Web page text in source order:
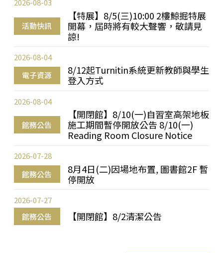
活動快訊
【特展】8/5(三)10:00 2樓鯨掘特展
開幕，屆時將有較大聲響，敬請見
諒!
2026-08-03
電子資源
8/12起Turnitin系統更新教師與學生
登入方式
2026-08-04
館務公告
【開閉館】8/10(一)自習室高架地板
施工期間暫停開放公告 8/10(一)
Reading Room Closure Notice
2026-08-04
館務公告
8月4日(二)因場地布置, 圖書館2F 暫
停開放
2026-07-28
館務公告 【開閉館】8/2清潔公告
2026-07-27